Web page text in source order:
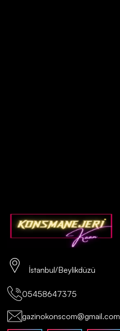
İstanbul/Beylikdüzü
05458647375
gazinokonscom@gmail.com